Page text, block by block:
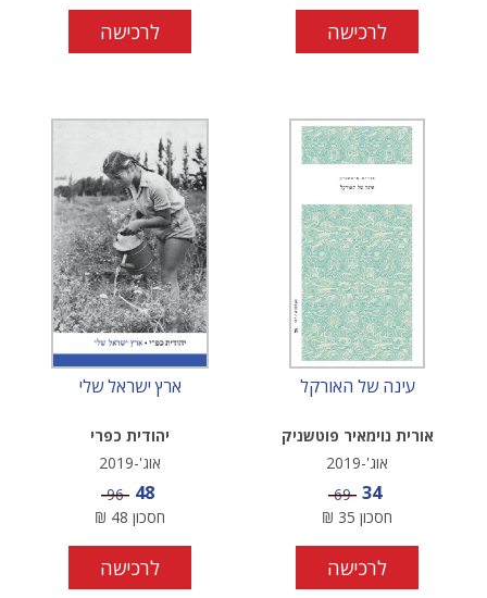
לרכישה לרכישה
עינה של האורקל
אורית נוימאיר פוטשניק
אוג'-2019
מחיר מבצע
34 מחיר
69
חסכון 35
₪
לרכישה
ארץ ישראל שלי
יהודית כפרי
אוג'-2019
מחיר מבצע
48 מחיר
96
חסכון 48
₪
לרכישה